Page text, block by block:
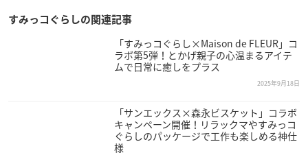
すみっコぐらしの関連記事
「すみっコぐらし×Maison de FLEUR」コ
ラボ第5弾！とかげ親子の心温まるアイテ
ムで日常に癒しをプラス
2025年9月18日
「サンエックス×森永ビスケット」コラボ
キャンペーン開催！リラックマやすみっコ
ぐらしのパッケージで工作も楽しめる神仕
様